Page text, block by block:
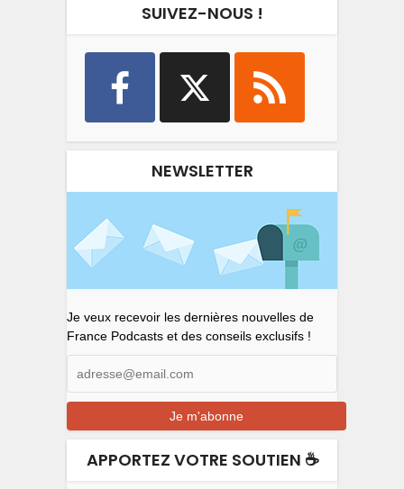
SUIVEZ-NOUS !
NEWSLETTER
Je veux recevoir les dernières nouvelles de
France Podcasts et des conseils exclusifs !
APPORTEZ VOTRE SOUTIEN ☕️